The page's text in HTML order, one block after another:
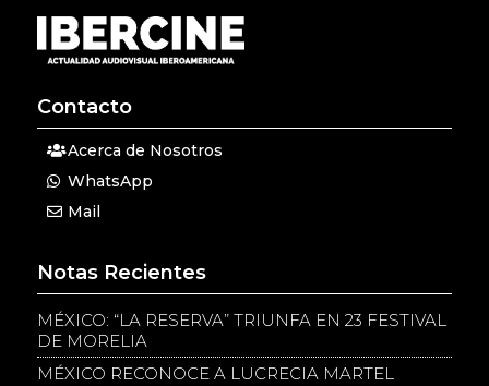
Contacto
Acerca de Nosotros
WhatsApp
Mail
Notas Recientes
MÉXICO: “LA RESERVA” TRIUNFA EN 23 FESTIVAL
DE MORELIA
MÉXICO RECONOCE A LUCRECIA MARTEL